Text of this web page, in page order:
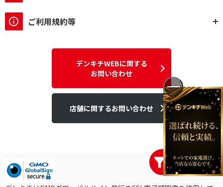
ご利用規約等
デンキチWEBに関する
お問い合わせ
店舗に関するお問い合わせ